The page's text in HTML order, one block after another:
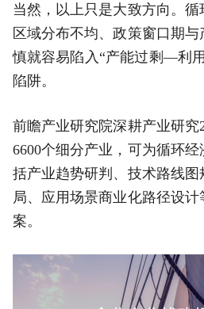
当然，以上只是大致方向。循
区域分布不均、政策窗口期
慎就容易陷入“产能过剩—利
陷阱。
前瞻产业研究院深耕产业研究
6600个细分产业，可为循环
括产业趋势研判、技术路线
局、应用场景商业化路径设
案。